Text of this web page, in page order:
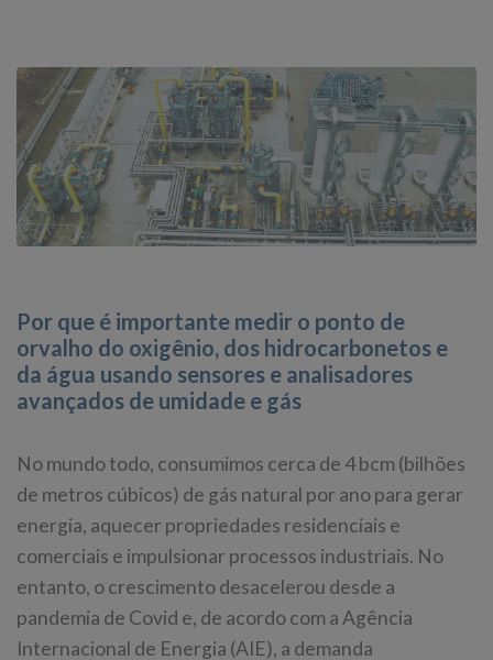
Por que é importante medir o ponto de
orvalho do oxigênio, dos hidrocarbonetos e
da água usando sensores e analisadores
avançados de umidade e gás
No mundo todo, consumimos cerca de 4 bcm (bilhões
de metros cúbicos) de gás natural por ano para gerar
energia, aquecer propriedades residenciais e
comerciais e impulsionar processos industriais. No
entanto, o crescimento desacelerou desde a
pandemia de Covid e, de acordo com a Agência
Internacional de Energia (AIE), a demanda